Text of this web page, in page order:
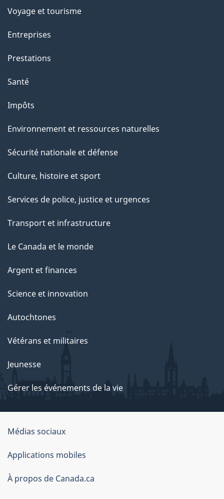
Voyage et tourisme
Entreprises
Prestations
Santé
Impôts
Environnement et ressources naturelles
Sécurité nationale et défense
Culture, histoire et sport
Services de police, justice et urgences
Transport et infrastructure
Le Canada et le monde
Argent et finances
Science et innovation
Autochtones
Vétérans et militaires
Jeunesse
Gérer les événements de la vie
Organisation
du
gouvernement
du
Médias sociaux
Applications mobiles
À propos de Canada.ca